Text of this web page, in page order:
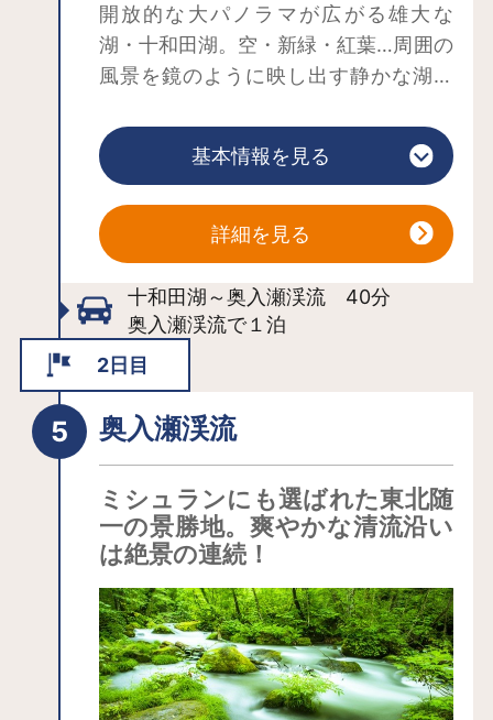
開放的な大パノラマが広がる雄大な
湖・十和田湖。空・新緑・紅葉…周囲の
風景を鏡のように映し出す静かな湖面
に位置し、外輪山に囲まれた高地のカ
ルデラ湖で、奥入瀬渓流の源。周囲の
は327mと日本3位の深さを誇ります。
カルデラ湖とは、火山の噴火でえぐら
れた大地に、長い年月をかけて雨水が
貯まったもの。エネルギーのすさまじ
さと年月の重みが感じられます。北の
高地にありながら冬でも凍らないため
「神秘の湖」と呼ばれることも。
基本情報を見る
詳細を見る
十和田湖～奥入瀬渓流 40分
奥入瀬渓流で１泊
2日目
奥入瀬渓流
ミシュランにも選ばれた東北随
一の景勝地。爽やかな清流沿い
は絶景の連続！